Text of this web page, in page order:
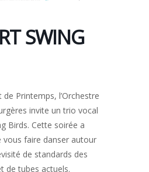
SWING
Printemps, l’Orchestre
invite un trio vocal
Birds. Cette soirée a
faire danser autour
de standards des
de tubes actuels.